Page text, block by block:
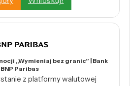
„Wymieniaj bez granic” | Bank
BNP Paribas
z platformy walutowej